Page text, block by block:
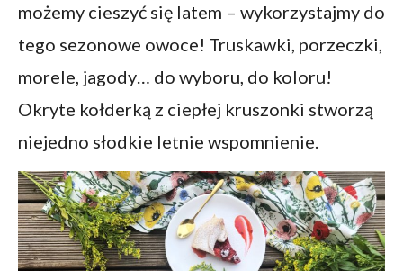
możemy cieszyć się latem – wykorzystajmy do
tego sezonowe owoce! Truskawki, porzeczki,
morele, jagody… do wyboru, do koloru!
Okryte kołderką z ciepłej kruszonki stworzą
niejedno słodkie letnie wspomnienie.